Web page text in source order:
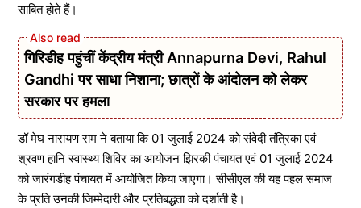
साबित होते हैं।
गिरिडीह पहुंचीं केंद्रीय मंत्री Annapurna Devi, Rahul
Gandhi पर साधा निशाना; छात्रों के आंदोलन को लेकर
सरकार पर हमला
डॉ मेघ नारायण राम ने बताया कि 01 जुलाई 2024 को संवेदी तंत्रिका एवं
श्रवण हानि स्वास्थ्य शिविर का आयोजन झिरकी पंचायत एवं 01 जुलाई 2024
को जारंगडीह पंचायत में आयोजित किया जाएगा। सीसीएल की यह पहल समाज
के प्रति उनकी जिम्मेदारी और प्रतिबद्धता को दर्शाती है।